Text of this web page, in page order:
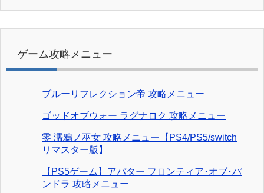
ゲーム攻略メニュー
ブルーリフレクション帝 攻略メニュー
ゴッドオブウォー ラグナロク 攻略メニュー
零 濡鴉ノ巫女 攻略メニュー【PS4/PS5/switch
リマスター版】
【PS5ゲーム】アバター フロンティア･オブ･パ
ンドラ 攻略メニュー